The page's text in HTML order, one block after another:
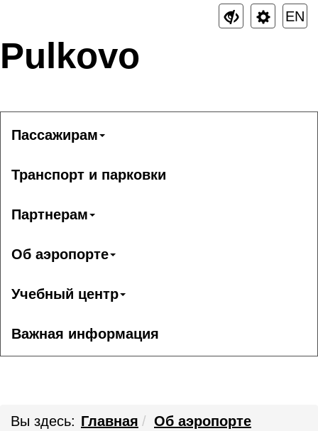
EN
Pulkovo
Пассажирам
Транспорт и парковки
Партнерам
Об аэропорте
Учебный центр
Важная информация
Вы здесь: Главная
Об аэропорте